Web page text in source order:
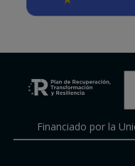
Financiado por la